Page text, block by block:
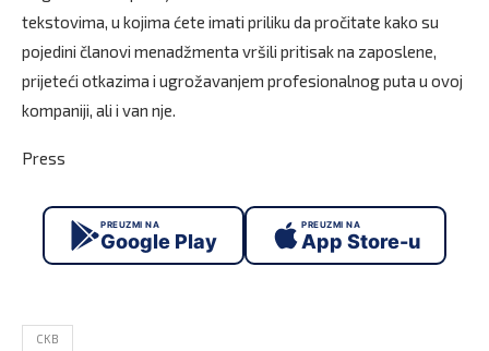
tekstovima, u kojima ćete imati priliku da pročitate kako su
pojedini članovi menadžmenta vršili pritisak na zaposlene,
prijeteći otkazima i ugrožavanjem profesionalnog puta u ovoj
kompaniji, ali i van nje.
Press
PREUZMI NA
Google Play
PREUZMI NA
App Store-u
CKB